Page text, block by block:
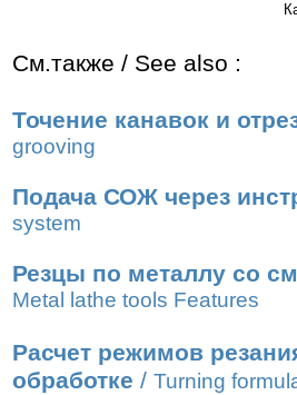
См.также / See also :
Точение канавок и
grooving
Подача СОЖ через
system
Резцы по металлу со
Metal lathe tools Features
Расчет режимов
обработке / Turning